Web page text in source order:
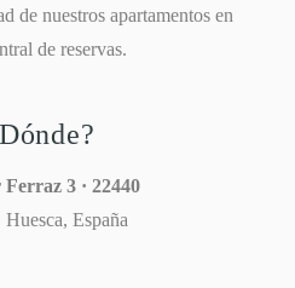
de nuestros apartamentos en
de reservas.
3 · 22440
Huesca, España